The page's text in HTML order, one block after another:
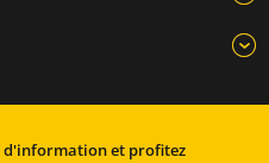
d'information et profitez